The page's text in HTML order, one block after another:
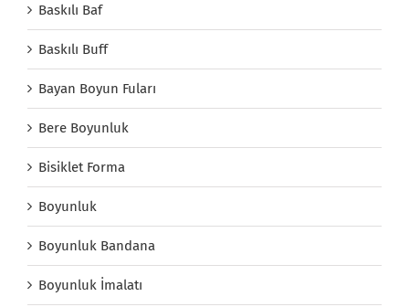
Baskılı Baf
Baskılı Buff
Bayan Boyun Fuları
Bere Boyunluk
Bisiklet Forma
Boyunluk
Boyunluk Bandana
Boyunluk İmalatı